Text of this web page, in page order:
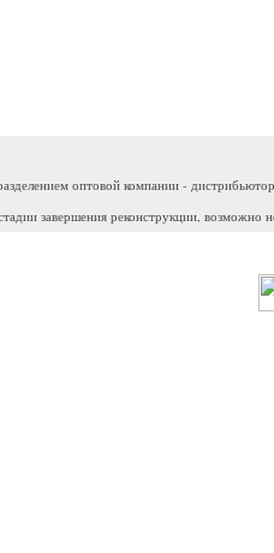
оптовой компании -
завершения реконструкции, возможно